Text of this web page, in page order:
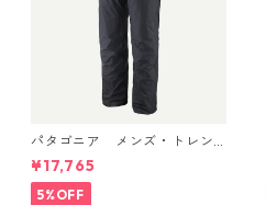
パタゴニア メンズ・トレン
トシェル 3L・レイン・パンツ
（ショート） (カラー Black)
Patagonia Men's Torrentshe
¥17,765
5%OFF